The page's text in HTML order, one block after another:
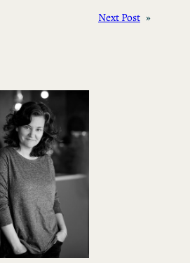
Next Post »